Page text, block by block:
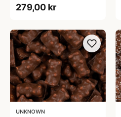
279,00 kr
UNKNOWN